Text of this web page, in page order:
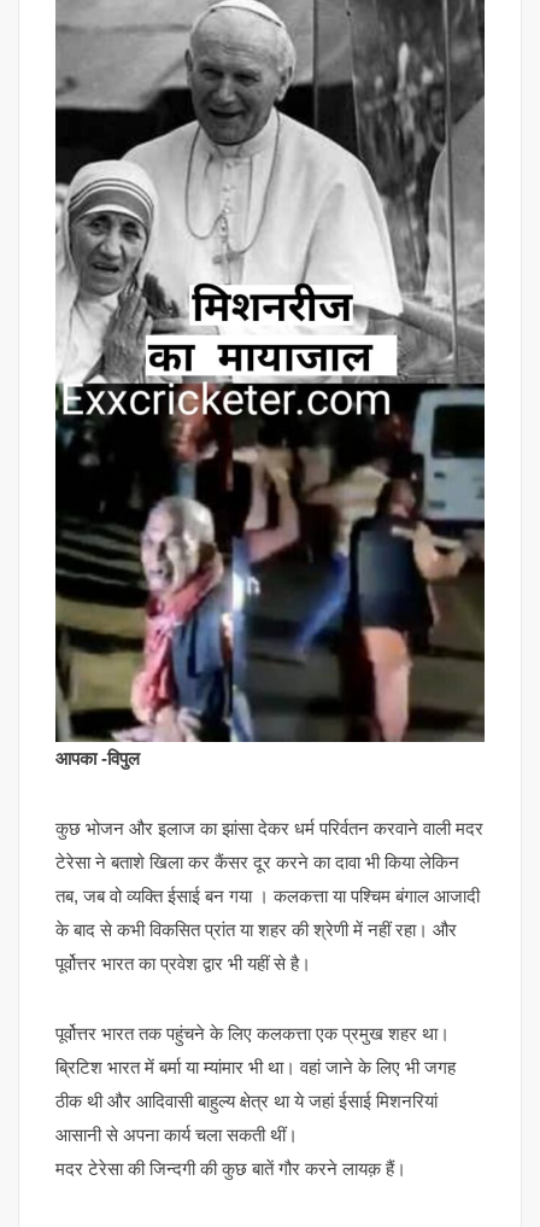
आपका -विपुल
कुछ भोजन और इलाज का झांसा देकर धर्म परिर्वतन करवाने वाली मदर
टेरेसा ने बताशे खिला कर कैंसर दूर करने का दावा भी किया लेकिन
तब, जब वो व्यक्ति ईसाई बन गया । कलकत्ता या पश्चिम बंगाल आजादी
के बाद से कभी विकसित प्रांत या शहर की श्रेणी में नहीं रहा। और
पूर्वोत्तर भारत का प्रवेश द्वार भी यहीं से है।
पूर्वोत्तर भारत तक पहुंचने के लिए कलकत्ता एक प्रमुख शहर था।
ब्रिटिश भारत में बर्मा या म्यांमार भी था। वहां जाने के लिए भी जगह
ठीक थी और आदिवासी बाहुल्य क्षेत्र था ये जहां ईसाई मिशनरियां
आसानी से अपना कार्य चला सकती थीं।
मदर टेरेसा की जिन्दगी की कुछ बातें गौर करने लायक़ हैं।